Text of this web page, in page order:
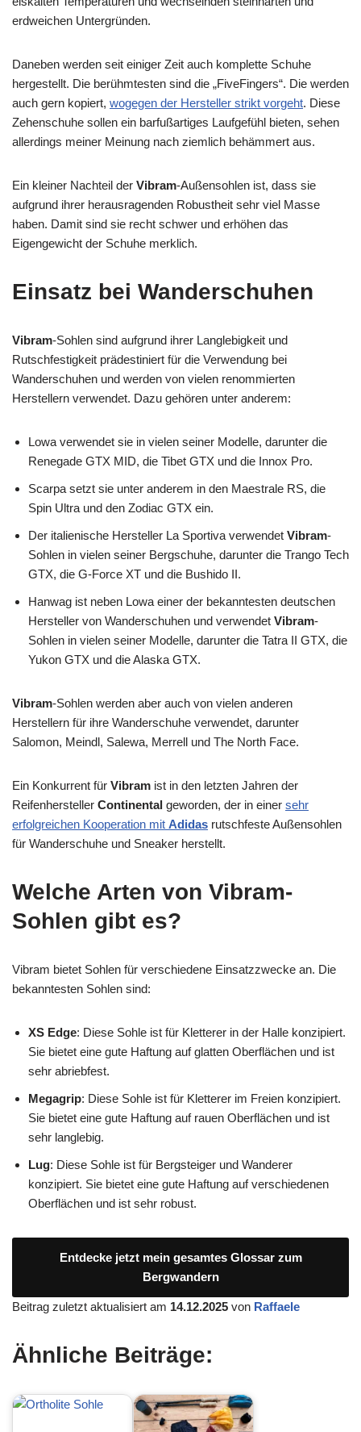
erdweichen Untergründen.
Daneben werden seit einiger Zeit auch komplette Schuhe
hergestellt. Die berühmtesten sind die „FiveFingers“. Die werden
auch gern kopiert, wogegen der Hersteller strikt vorgeht. Diese
Zehenschuhe sollen ein barfußartiges Laufgefühl bieten, sehen
allerdings meiner Meinung nach ziemlich behämmert aus.
Ein kleiner Nachteil der Vibram-Außensohlen ist, dass sie
aufgrund ihrer herausragenden Robustheit sehr viel Masse
haben. Damit sind sie recht schwer und erhöhen das
Eigengewicht der Schuhe merklich.
Einsatz bei Wanderschuhen
Vibram-Sohlen sind aufgrund ihrer Langlebigkeit und
Rutschfestigkeit prädestiniert für die Verwendung bei
Wanderschuhen und werden von vielen renommierten
Herstellern verwendet. Dazu gehören unter anderem:
Lowa verwendet sie in vielen seiner Modelle, darunter die
Renegade GTX MID, die Tibet GTX und die Innox Pro.
Scarpa setzt sie unter anderem in den Maestrale RS, die
Spin Ultra und den Zodiac GTX ein.
Der italienische Hersteller La Sportiva verwendet Vibram-
Sohlen in vielen seiner Bergschuhe, darunter die Trango Tech
GTX, die G-Force XT und die Bushido II.
Hanwag ist neben Lowa einer der bekanntesten deutschen
Hersteller von Wanderschuhen und verwendet Vibram-
Sohlen in vielen seiner Modelle, darunter die Tatra II GTX, die
Yukon GTX und die Alaska GTX.
Vibram-Sohlen werden aber auch von vielen anderen
Herstellern für ihre Wanderschuhe verwendet, darunter
Salomon, Meindl, Salewa, Merrell und The North Face.
Ein Konkurrent für Vibram ist in den letzten Jahren der
Reifenhersteller Continental geworden, der in einer sehr
erfolgreichen Kooperation mit Adidas rutschfeste Außensohlen
für Wanderschuhe und Sneaker herstellt.
Welche Arten von Vibram-
Sohlen gibt es?
Vibram bietet Sohlen für verschiedene Einsatzzwecke an. Die
bekanntesten Sohlen sind:
XS Edge: Diese Sohle ist für Kletterer in der Halle konzipiert.
Sie bietet eine gute Haftung auf glatten Oberflächen und ist
sehr abriebfest.
Megagrip: Diese Sohle ist für Kletterer im Freien konzipiert.
Sie bietet eine gute Haftung auf rauen Oberflächen und ist
sehr langlebig.
Lug: Diese Sohle ist für Bergsteiger und Wanderer
konzipiert. Sie bietet eine gute Haftung auf verschiedenen
Oberflächen und ist sehr robust.
Entdecke jetzt mein gesamtes Glossar zum
Bergwandern
Beitrag zuletzt aktualisiert am 14.12.2025 von Raffaele
Ähnliche Beiträge: